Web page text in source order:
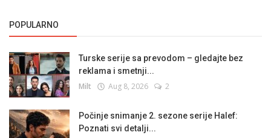
POPULARNO
Turske serije sa prevodom – gledajte bez
reklama i smetnji...
Milt Aug 8, 2026 2
Počinje snimanje 2. sezone serije Halef:
Poznati svi detalji...